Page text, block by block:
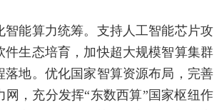
能算力统筹。 支持人工智能芯片攻
件生态培育，加快超大规模智算集群
落地。优化国家智算资源布局，完善
网，充分发挥“东数西算”国家枢纽作